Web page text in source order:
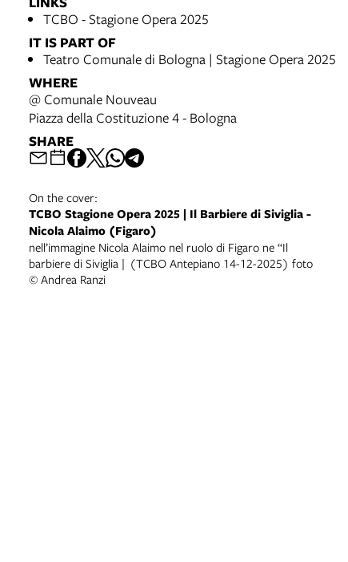
TCBO - Stagione Opera 2025
IT IS PART OF
Teatro Comunale di Bologna | Stagione Opera 2025
WHERE
@ Comunale Nouveau
Piazza della Costituzione 4 - Bologna
SHARE
On the cover:
TCBO Stagione Opera 2025 | Il Barbiere di Siviglia -
Nicola Alaimo (Figaro)
nell’immagine Nicola Alaimo nel ruolo di Figaro ne “Il
barbiere di Siviglia | (TCBO Antepiano 14-12-2025) foto
© Andrea Ranzi